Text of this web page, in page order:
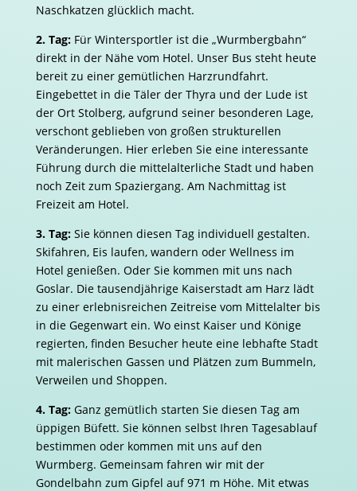
Naschkatzen glücklich macht.
2. Tag:Für Wintersportler ist die „Wurmbergbahn“
direkt in der Nähe vom Hotel. Unser Bus steht heute
bereit zu einer gemütlichen Harzrundfahrt.
Eingebettet in die Täler der Thyra und der Lude ist
der Ort Stolberg, aufgrund seiner besonderen Lage,
verschont geblieben von großen strukturellen
Veränderungen. Hier erleben Sie eine interessante
Führung durch die mittelalterliche Stadt und haben
noch Zeit zum Spaziergang. Am Nachmittag ist
Freizeit am Hotel.
3. Tag:Sie können diesen Tag individuell gestalten.
Skifahren, Eis laufen, wandern oder Wellness im
Hotel genießen. Oder Sie kommen mit uns nach
Goslar. Die tausendjährige Kaiserstadt am Harz lädt
zu einer erlebnisreichen Zeitreise vom Mittelalter bis
in die Gegenwart ein. Wo einst Kaiser und Könige
regierten, finden Besucher heute eine lebhafte Stadt
mit malerischen Gassen und Plätzen zum Bummeln,
Verweilen und Shoppen.
4. Tag:Ganz gemütlich starten Sie diesen Tag am
üppigen Büfett. Sie können selbst Ihren Tagesablauf
bestimmen oder kommen mit uns auf den
Wurmberg. Gemeinsam fahren wir mit der
Gondelbahn zum Gipfel auf 971 m Höhe. Mit etwas